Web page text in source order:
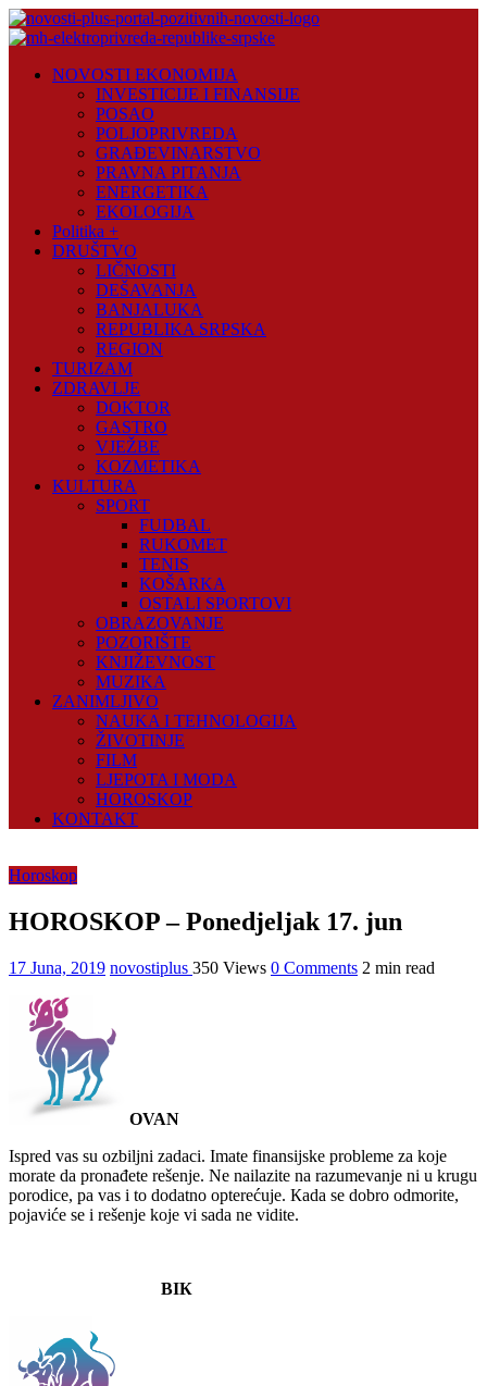
Skip
to
Plus
NOVOSTI EKONOMIJA
INVESTICIJE I FINANSIJE
POSAO
POLJOPRIVREDA
GRAĐEVINARSTVO
PRAVNA PITANJA
ENERGETIKA
EKOLOGIJA
Politika +
DRUŠTVO
LIČNOSTI
DEŠAVANJA
BANJALUKA
REPUBLIKA SRPSKA
REGION
TURIZAM
ZDRAVLJE
DOKTOR
GASTRO
VJEŽBE
KOZMETIKA
KULTURA
SPORT
FUDBAL
RUKOMET
TENIS
KOŠARKA
OSTALI SPORTOVI
OBRAZOVANJE
POZORIŠTE
KNJIŽEVNOST
MUZIKA
ZANIMLJIVO
NAUKA I TEHNOLOGIJA
ŽIVOTINJE
FILM
LJEPOTA I MODA
HOROSKOP
KONTAKT
Horoskop
HOROSKOP – Ponedjeljak 17. jun
17 Juna, 2019 novostiplus 350 Views 0 Comments 2 min read
OVAN
Ispred vas su ozbiljni zadaci. Imate finansijske probleme za koje
morate da pronađete rešenje. Ne nailazite na razumevanje ni u krugu
porodice, pa vas i to dodatno opterećuje. Кada se dobro odmorite,
pojaviće se i rešenje koje vi sada ne vidite.
BIК